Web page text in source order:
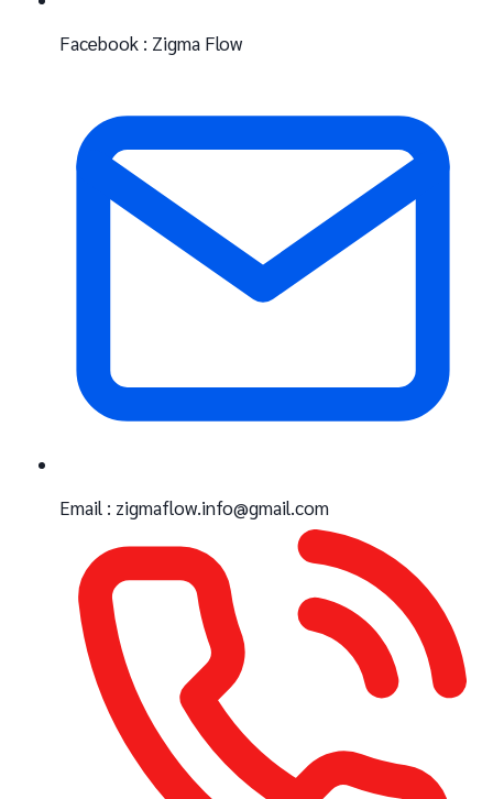
Facebook : Zigma Flow
Email : zigmaflow.info@gmail.com